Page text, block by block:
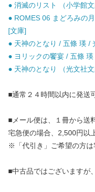
● 消滅のリスト （小学館
● ROMES 06 まどろみの
[文庫]
● 天神のとなり / 五條 瑛 /
● ヨリックの饗宴 / 五條
● 天神のとなり （光文社
■通常２４時間以内に発送
■メール便は、１冊から送
宅急便の場合、2,500円以
※「代引き」ご希望の方は
■中古品ではございますが